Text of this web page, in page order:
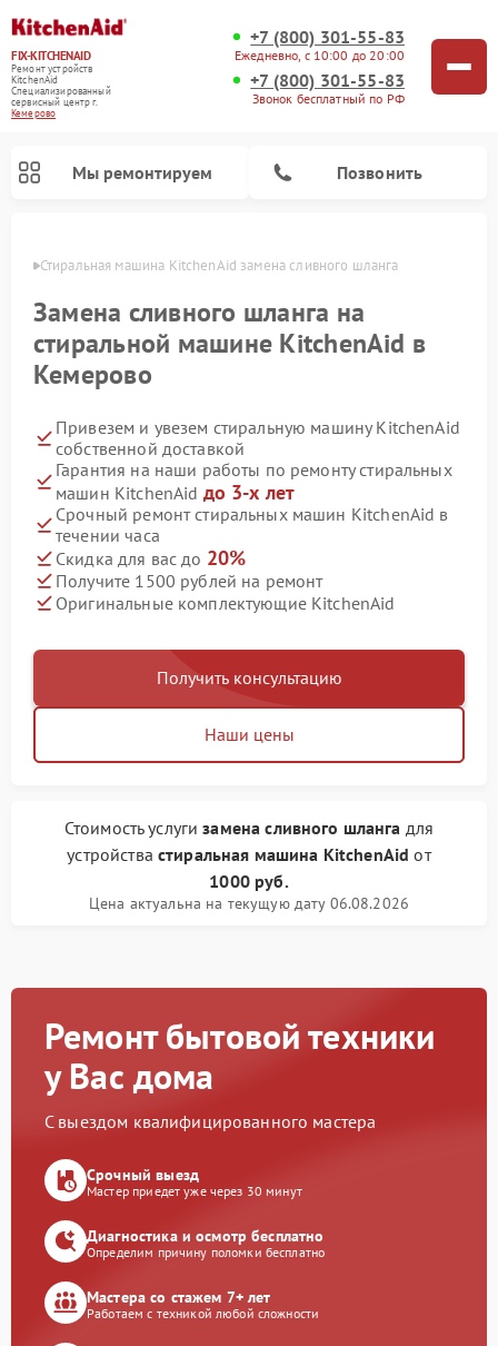
FIX-KITCHENAID
Ремонт устройств
KitchenAid
Специализированный
cервисный центр г.
Кемерово
+7 (800) 301-55-83
Ежедневно, с 10:00 до 20:00
+7 (800) 301-55-83
Звонок бесплатный по РФ
Мы ремонтируем Позвонить
Стиральная машина KitchenAid замена сливного шланга
Замена сливного шланга на
стиральной машине KitchenAid в
Кемерово
Привезем и увезем стиральную машину KitchenAid
собственной доставкой
Гарантия на наши работы по ремонту стиральных
машин KitchenAid до 3-х лет
Срочный ремонт стиральных машин KitchenAid в
течении часа
Скидка для вас до 20%
Получите 1500 рублей на ремонт
Оригинальные комплектующие KitchenAid
Получить консультацию
Наши цены
Стоимость услугизамена сливного шланга для
устройства стиральная машина KitchenAid от
1000 руб.
Цена актуальна на текущую дату 06.08.2026
Ремонт бытовой техники
у Вас дома
С выездом квалифицированного мастера
Срочный выезд
Мастер приедет уже через 30 минут
Диагностика и осмотр бесплатно
Определим причину поломки бесплатно
Мастера со стажем 7+ лет
Работаем с техникой любой сложности